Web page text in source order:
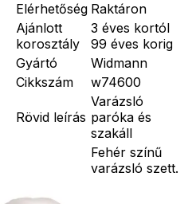
Elérhetőség Raktáron
Ajánlott
korosztály
3 éves kortól
99 éves korig
Gyártó
Widmann
Cikkszám
w74600
Rövid leírás
Varázsló
paróka és
szakáll
leírás
Fehér színű
varázsló szett.